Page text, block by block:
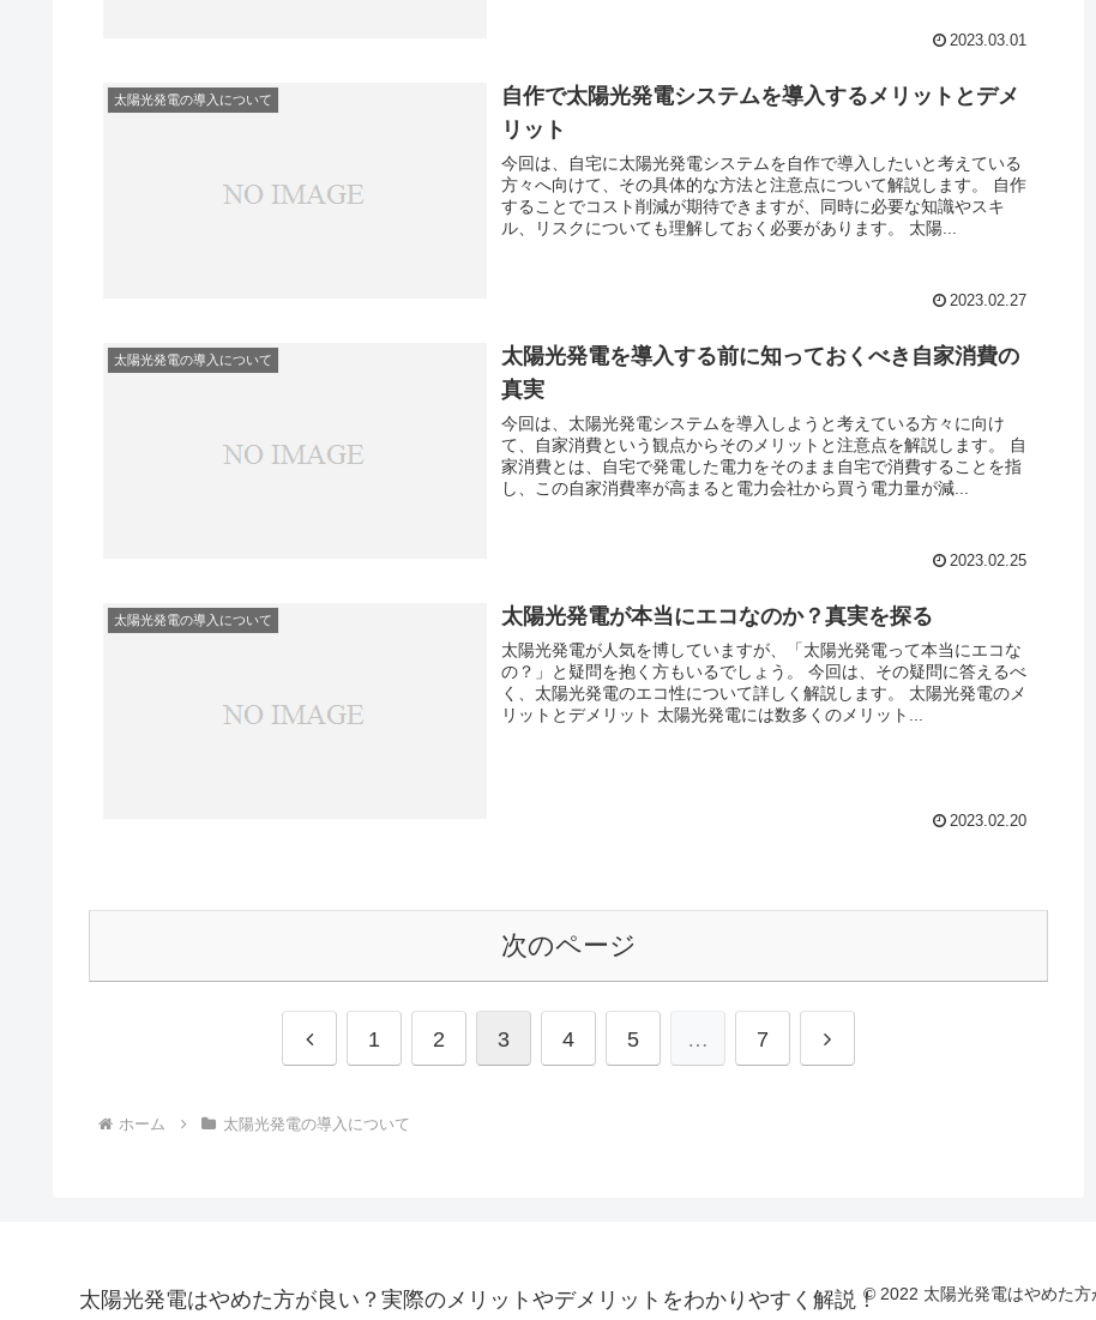
2023.03.01
太陽光発電の導入について
自作で太陽光発電システムを導入するメリットとデメ
リット
今回は、自宅に太陽光発電システムを自作で導入したいと考えている
方々へ向けて、その具体的な方法と注意点について解説します。 自作
することでコスト削減が期待できますが、同時に必要な知識やスキ
ル、リスクについても理解しておく必要があります。 太陽...
2023.02.27
太陽光発電の導入について
太陽光発電を導入する前に知っておくべき自家消費の
真実
今回は、太陽光発電システムを導入しようと考えている方々に向け
て、自家消費という観点からそのメリットと注意点を解説します。 自
家消費とは、自宅で発電した電力をそのまま自宅で消費することを指
し、この自家消費率が高まると電力会社から買う電力量が減...
2023.02.25
太陽光発電の導入について 太陽光発電が本当にエコなのか？真実を探る
太陽光発電が人気を博していますが、「太陽光発電って本当にエコな
の？」と疑問を抱く方もいるでしょう。 今回は、その疑問に答えるべ
く、太陽光発電のエコ性について詳しく解説します。 太陽光発電のメ
リットとデメリット 太陽光発電には数多くのメリット...
2023.02.20
次のページ
前 1 2 3 4 5 … 7 次
ホーム 太陽光発電の導入について
太陽光発電はやめた方が良い？実際のメリットやデメリットをわかりやすく解説！© 2022 太陽光発電はやめた方